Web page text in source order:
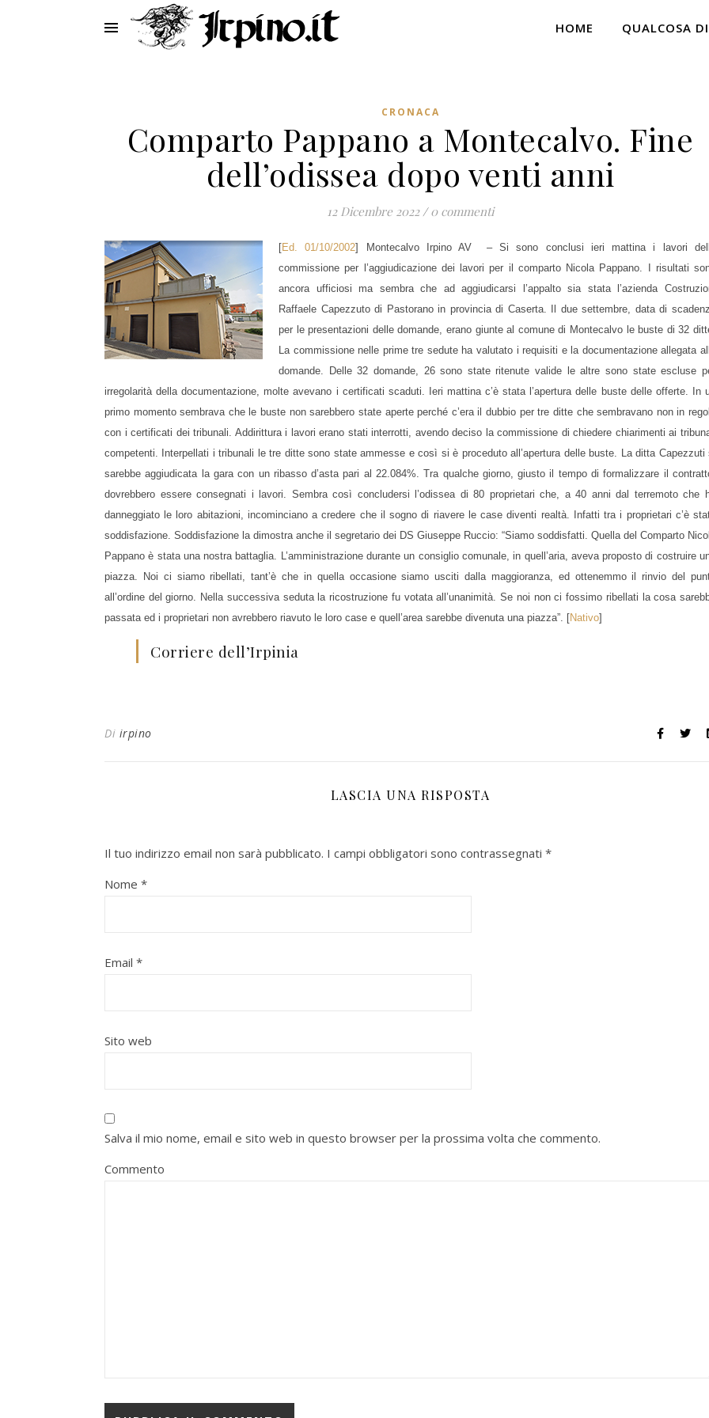
HOME QUALCOSA
CRONACA
Comparto Pappano a Montecalvo. Fine
dell’odissea dopo venti anni
12 Dicembre 2022 / 0 commenti
[Ed. 01/10/2002] Montecalvo Irpino AV – Si sono conclusi ieri mattina i lavori
commissione per l’aggiudicazione dei lavori per il comparto Nicola Pappano. I risultati
ancora ufficiosi ma sembra che ad aggiudicarsi l’appalto sia stata l’azienda
Raffaele Capezzuto di Pastorano in provincia di Caserta. Il due settembre, data di
per le presentazioni delle domande, erano giunte al comune di Montecalvo le buste di 32
La commissione nelle prime tre sedute ha valutato i requisiti e la documentazione allegata
domande. Delle 32 domande, 26 sono state ritenute valide le altre sono state escluse
irregolarità della documentazione, molte avevano i certificati scaduti. Ieri mattina c’è stata l’apertura delle buste delle offerte. In
primo momento sembrava che le buste non sarebbero state aperte perché c’era il dubbio per tre ditte che sembravano non in
con i certificati dei tribunali. Addirittura i lavori erano stati interrotti, avendo deciso la commissione di chiedere chiarimenti ai
competenti. Interpellati i tribunali le tre ditte sono state ammesse e così si è proceduto all’apertura delle buste. La ditta Capezzuti
sarebbe aggiudicata la gara con un ribasso d’asta pari al 22.084%. Tra qualche giorno, giusto il tempo di formalizzare il
dovrebbero essere consegnati i lavori. Sembra così concludersi l’odissea di 80 proprietari che, a 40 anni dal terremoto che
danneggiato le loro abitazioni, incominciano a credere che il sogno di riavere le case diventi realtà. Infatti tra i proprietari c’è
soddisfazione. Soddisfazione la dimostra anche il segretario dei DS Giuseppe Ruccio: “Siamo soddisfatti. Quella del Comparto
Pappano è stata una nostra battaglia. L’amministrazione durante un consiglio comunale, in quell’aria, aveva proposto di costruire
piazza. Noi ci siamo ribellati, tant’è che in quella occasione siamo usciti dalla maggioranza, ed ottenemmo il rinvio del
all’ordine del giorno. Nella successiva seduta la ricostruzione fu votata all’unanimità. Se noi non ci fossimo ribellati la cosa
passata ed i proprietari non avrebbero riavuto le loro case e quell’area sarebbe divenuta una piazza”. [Nativo]
Corriere dell’Irpinia
Di irpino
LASCIA UNA RISPOSTA
Il tuo indirizzo email non sarà pubblicato. I campi obbligatori sono contrassegnati *
Nome *
Email *
Sito web
Salva il mio nome, email e sito web in questo browser per la prossima volta che commento.
Commento